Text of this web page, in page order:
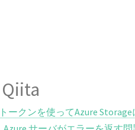
ークンを使ってAzure